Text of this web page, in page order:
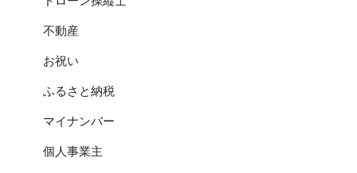
不動産
お祝い
ふるさと納税
マイナンバー
個人事業主